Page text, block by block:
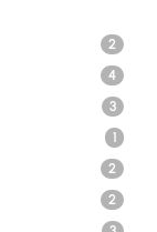
2
4
3
1
2
2